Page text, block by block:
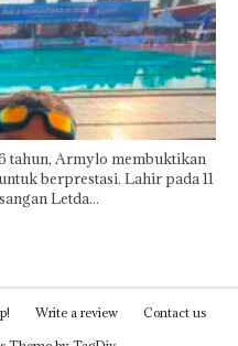
tahun, Armylo membuktikan
berprestasi. Lahir pada 11
Letda...
Write a review
Contact us